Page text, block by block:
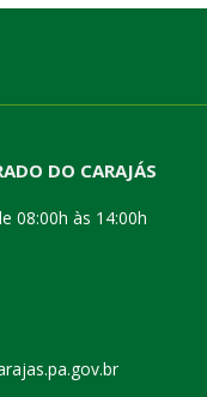
DO CARAJÁS
08:00h às 14:00h